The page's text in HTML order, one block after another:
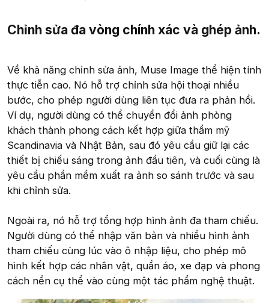
Chỉnh sửa đa vòng chính xác và ghép ảnh.​
Về khả năng chỉnh sửa ảnh, Muse Image thể hiện tính
thực tiễn cao. Nó hỗ trợ chỉnh sửa hội thoại nhiều
bước, cho phép người dùng liên tục đưa ra phản hồi.
Ví dụ, người dùng có thể chuyển đổi ảnh phòng
khách thành phong cách kết hợp giữa thẩm mỹ
Scandinavia và Nhật Bản, sau đó yêu cầu giữ lại các
thiết bị chiếu sáng trong ảnh đầu tiên, và cuối cùng là
yêu cầu phần mềm xuất ra ảnh so sánh trước và sau
khi chỉnh sửa.
Ngoài ra, nó hỗ trợ tổng hợp hình ảnh đa tham chiếu.
Người dùng có thể nhập văn bản và nhiều hình ảnh
tham chiếu cùng lúc vào ô nhập liệu, cho phép mô
hình kết hợp các nhân vật, quần áo, xe đạp và phong
cách nền cụ thể vào cùng một tác phẩm nghệ thuật.